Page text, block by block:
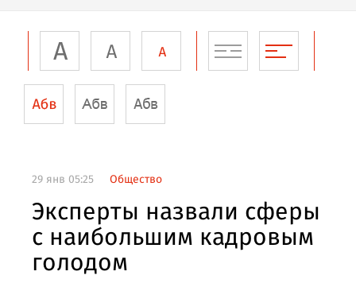
29 янв 05:25 Общество
Эксперты назвали сферы
с наибольшим кадровым
голодом